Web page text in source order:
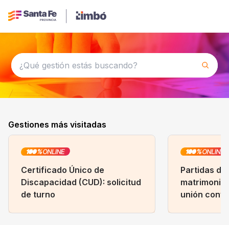
Gestiones más visitadas
Certificado Único de
Discapacidad (CUD): solicitud
de turno
Partidas
unión